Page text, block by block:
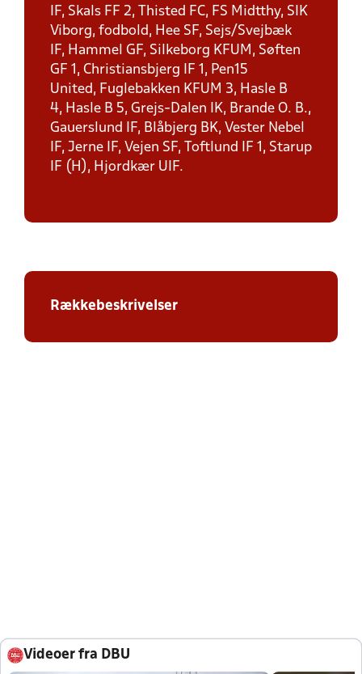
IF, Skals FF 2, Thisted FC, FS Midtthy, SIK
Viborg, fodbold, Hee SF, Sejs/Svejbæk
IF, Hammel GF, Silkeborg KFUM, Søften
GF 1, Christiansbjerg IF 1, Pen15
United, Fuglebakken KFUM 3, Hasle B
4, Hasle B 5, Grejs-Dalen IK, Brande O. B.,
Gauerslund IF, Blåbjerg BK, Vester Nebel
IF, Jerne IF, Vejen SF, Toftlund IF 1, Starup
IF (H), Hjordkær UIF.
Rækkebeskrivelser
Videoer fra DBU